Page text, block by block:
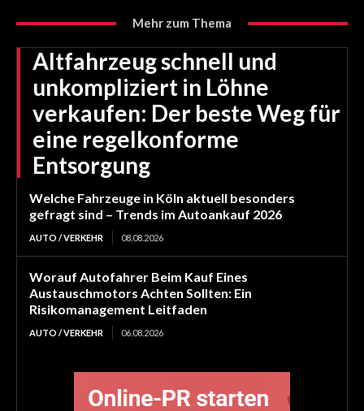
Mehr zum Thema
Altfahrzeug schnell und
unkompliziert in Löhne
verkaufen: Der beste Weg für
eine regelkonforme
Entsorgung
Welche Fahrzeuge in Köln aktuell besonders
gefragt sind – Trends im Autoankauf 2026
AUTO / VERKEHR 08.08.2026
Worauf Autofahrer Beim Kauf Eines
Austauschmotors Achten Sollten: Ein
Risikomanagement Leitfaden
AUTO / VERKEHR 06.08.2026